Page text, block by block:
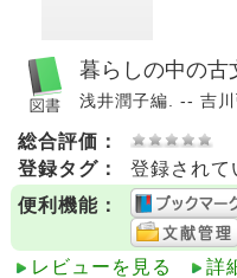
暮らしの中の古
浅井潤子編. -- 吉
総合評価：
登録タグ：
登録されて
便利機能：
レビューを見る 詳